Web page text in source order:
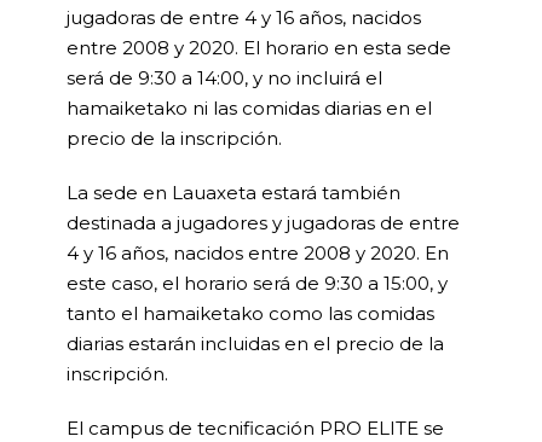
jugadoras de entre 4 y 16 años, nacidos
entre 2008 y 2020. El horario en esta sede
será de 9:30 a 14:00, y no incluirá el
hamaiketako ni las comidas diarias en el
precio de la inscripción.
La sede en Lauaxeta estará también
destinada a jugadores y jugadoras de entre
4 y 16 años, nacidos entre 2008 y 2020. En
este caso, el horario será de 9:30 a 15:00, y
tanto el hamaiketako como las comidas
diarias estarán incluidas en el precio de la
inscripción.
El campus de tecnificación PRO ELITE se